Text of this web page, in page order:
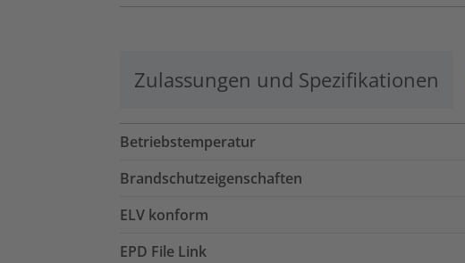
Zulassungen und Spezifikationen
Betriebstemperatur
Brandschutzeigenschaften
ELV konform
EPD File Link